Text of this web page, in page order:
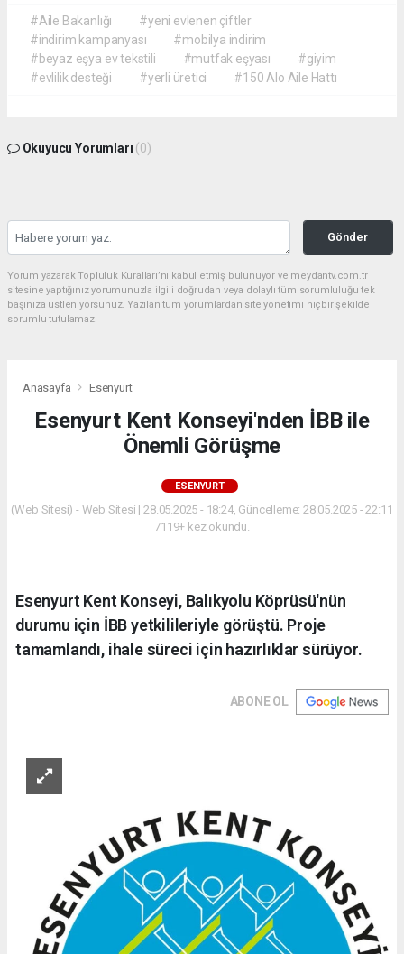
#Aile Bakanlığı
#yeni evlenen çiftler
#indirim kampanyası
#mobilya indirim
#beyaz eşya ev tekstili
#mutfak eşyası
#giyim
#evlilik desteği
#yerli üretici #150 Alo Aile Hattı
Okuyucu Yorumları (0)
Gönder
Yorum yazarak Topluluk Kuralları’nı kabul etmiş bulunuyor ve meydantv.com.tr
sitesine yaptığınız yorumunuzla ilgili doğrudan veya dolaylı tüm sorumluluğu tek
başınıza üstleniyorsunuz. Yazılan tüm yorumlardan site yönetimi hiçbir şekilde
sorumlu tutulamaz.
Anasayfa Esenyurt
Esenyurt Kent Konseyi'nden İBB ile
Önemli Görüşme
ESENYURT
(Web Sitesi) - Web Sitesi | 28.05.2025 - 18:24, Güncelleme: 28.05.2025 - 22:11
7119+ kez okundu.
Esenyurt Kent Konseyi, Balıkyolu Köprüsü'nün
durumu için İBB yetkilileriyle görüştü. Proje
tamamlandı, ihale süreci için hazırlıklar sürüyor.
ABONE OL